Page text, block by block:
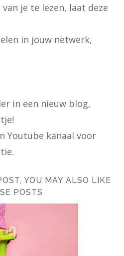
je te lezen, laat deze
in jouw netwerk,
in een nieuw blog,
Youtube kanaal voor
YOU MAY ALSO LIKE
POSTS